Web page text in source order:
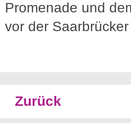
Promenade und
vor der
Zurück